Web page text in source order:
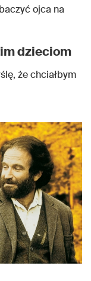
ojca na
dzieciom
że chciałbym